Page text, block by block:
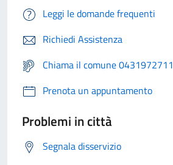
Leggi le domande frequenti
Richiedi Assistenza
Chiama il comune 0431972711
Prenota un appuntamento
Problemi in città
Segnala disservizio